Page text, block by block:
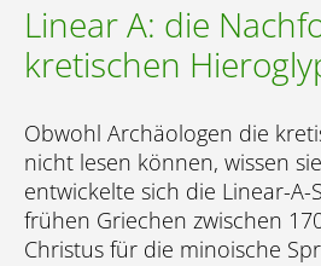
Linear A: die
kretischen
Obwohl Archäologen die
nicht lesen können, wissen
entwickelte sich die Linear-A-
frühen Griechen zwischen
Christus für die minoische